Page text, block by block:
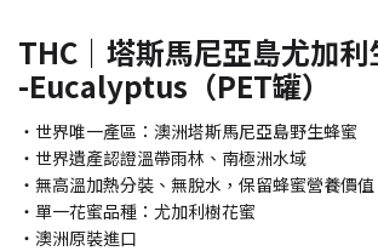
THC｜塔斯馬尼亞島尤加
-Eucalyptus（PET罐）
・世界唯一產區：澳洲塔斯馬尼亞島野生蜂蜜
・世界遺產認證溫帶雨林、南極洲水域
・無高溫加熱分裝、無脫水，保留蜂蜜營養價值
・單一花蜜品種：尤加利樹花蜜
・澳洲原裝進口